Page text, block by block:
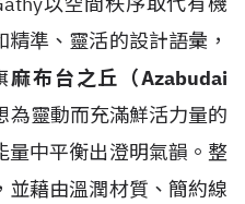
精準、靈活的設計語彙，
麻布台之丘（Azabudai
為靈動而充滿鮮活力量的
量中平衡出澄明氣韻。整
並藉由溫潤材質、簡約線